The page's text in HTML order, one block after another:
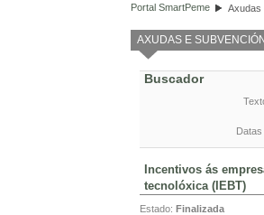
Portal SmartPeme Axudas
AXUDAS E
Buscador
Datas
Incentivos ás
tecnolóxica (IEBT)
Estado: Finalizada